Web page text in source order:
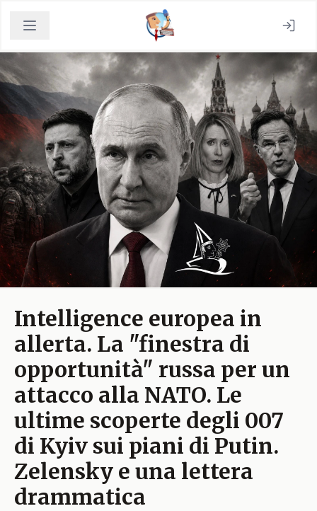
Intelligence europea in
allerta. La "finestra di
opportunità" russa per un
attacco alla NATO. Le
ultime scoperte degli 007
di Kyiv sui piani di Putin.
Zelensky e una lettera
drammatica